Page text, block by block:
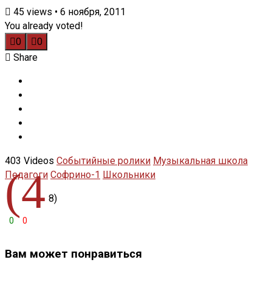
45 views • 6 ноября, 2011
You already voted!
0
0
Share
403 Videos Событийные ролики Музыкальная школа
Педагоги Софрино-1 Школьники
(4 8)
0 0
Вам может понравиться